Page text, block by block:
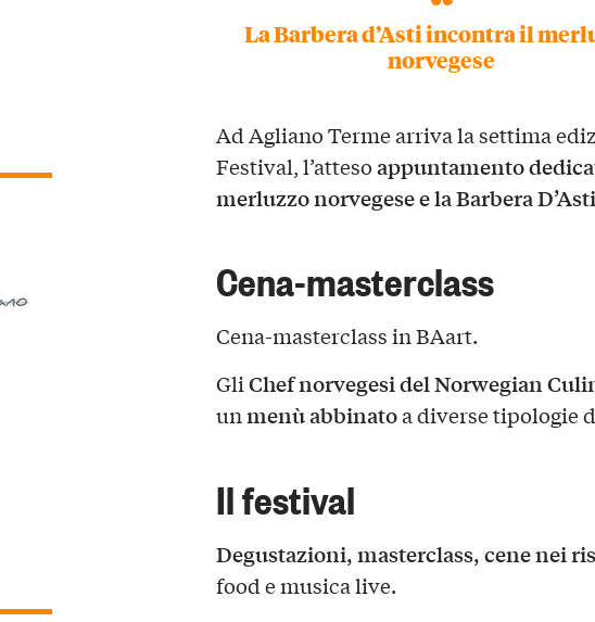
La Barbera d’Asti incontra il
norvegese
Ad Agliano Terme arriva la settima
Festival, l’attesoappuntamento
merluzzo norvegese e la Barbera
Cena-masterclass
Cena-masterclass in BAart.
GliChef norvegesi del Norwegian
unmenù abbinatoa diverse tipologie
Il festival
Degustazioni, masterclass, cene nei
food e musica live.